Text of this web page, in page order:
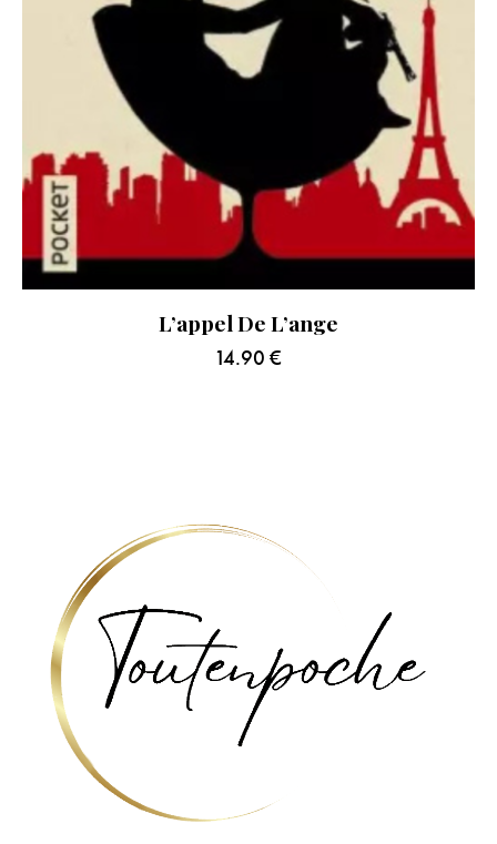
L’appel De L’ange
14.90 €